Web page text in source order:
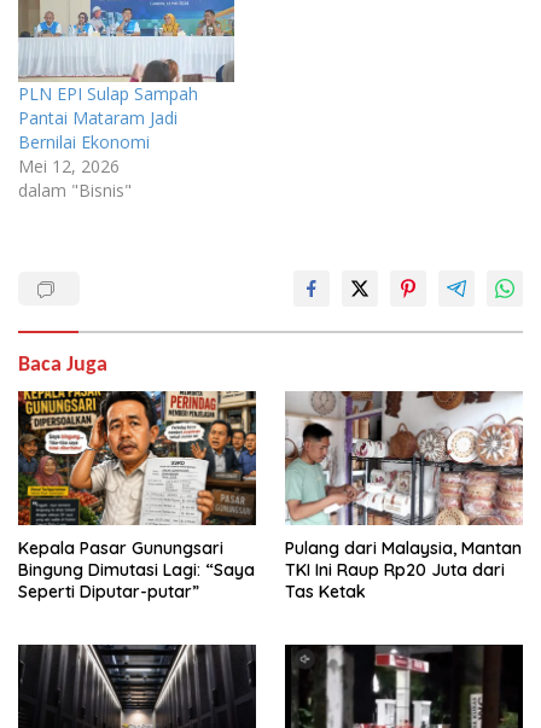
PLN EPI Sulap Sampah
Pantai Mataram Jadi
Bernilai Ekonomi
Mei 12, 2026
dalam "Bisnis"
Baca Juga
Kepala Pasar Gunungsari
Bingung Dimutasi Lagi: “Saya
Seperti Diputar-putar”
Pulang dari Malaysia, Mantan
TKI Ini Raup Rp20 Juta dari
Tas Ketak